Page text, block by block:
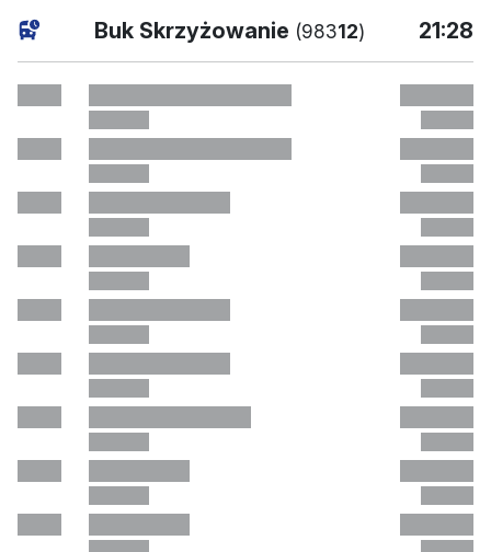
Buk Skrzyżowanie (98312) 21:28